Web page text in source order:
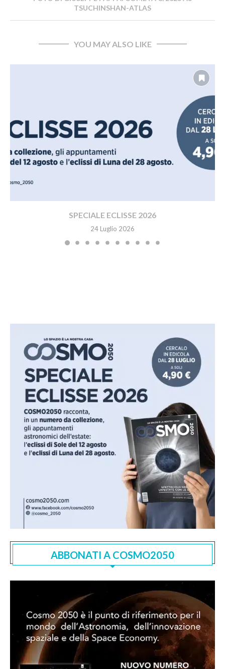
TSUCHINSHAN-ATLAS
YOU MAY ALSO LIKE
SPECIALE ECLISSE 2026
24 Luglio 2026
ABBONATI A COSMO2050